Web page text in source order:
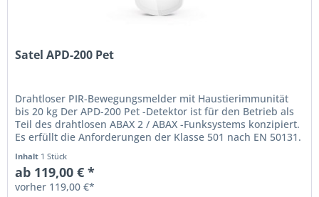
Satel APD-200 Pet
Drahtloser PIR-Bewegungsmelder mit Haustierimmunität
bis 20 kg Der APD-200 Pet -Detektor ist für den Betrieb als
Teil des drahtlosen ABAX 2 / ABAX -Funksystems konzipiert.
Es erfüllt die Anforderungen der Klasse 501 nach EN 50131.
Inhalt 1 Stück
ab 119,00 € *
vorher 119,00 €*